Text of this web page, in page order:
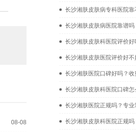
08-08
长沙湘肤皮肤病专科医院
长沙湘肤皮肤病医院靠谱
长沙湘肤皮肤科医院评价
长沙湘肤皮肤医院评价好
长沙湘肤医院口碑好吗？
长沙湘肤皮肤科医院口碑
长沙湘肤医院正规吗？专
长沙湘肤皮肤科医院正规